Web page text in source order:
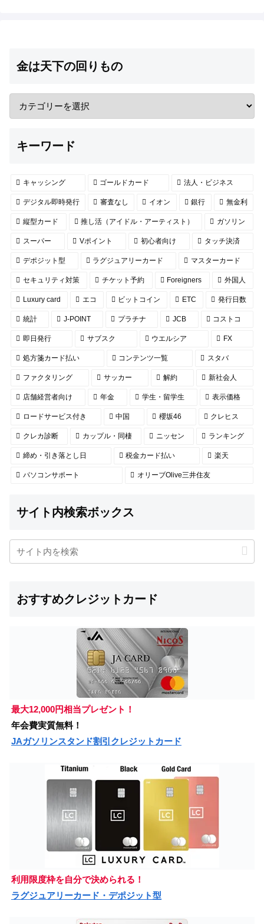
金は天下の回りもの
キーワード
キャッシング ゴールドカード 法人・ビジネス
デジタル即時発行 審査なし イオン 銀行 無金利
縦型カード 推し活（アイドル・アーティスト） ガソリン
スーパー Vポイント 初心者向け タッチ決済
デポジット型 ラグジュアリーカード マスターカード
セキュリティ対策 チケット予約 Foreigners 外国人
Luxury card エコ ビットコイン ETC 発行日数
統計 J-POINT プラチナ JCB コストコ
即日発行 サブスク ウエルシア FX
処方箋カード払い コンテンツ一覧 スタバ
ファクタリング サッカー 解約 新社会人
店舗経営者向け 年金 学生・留学生 表示価格
ロードサービス付き 中国 櫻坂46 クレヒス
クレカ診断 カップル・同棲 ニッセン ランキング
締め・引き落とし日 税金カード払い 楽天
パソコンサポート オリーブOlive三井住友
サイト内検索ボックス
おすすめクレジットカード
最大12,000円相当プレゼント！
年会費実質無料！
JAガソリンスタンド割引クレジットカード
利用限度枠を自分で決められる！
ラグジュアリーカード・デポジット型